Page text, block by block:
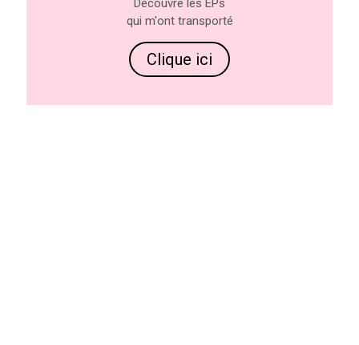
Découvre les EPs
qui m'ont transporté
Clique ici